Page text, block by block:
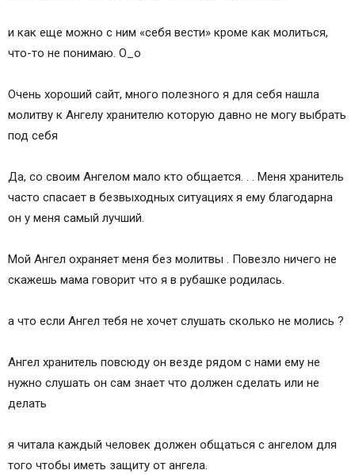
и как еще можно с ним «себя вести» кроме как молиться,
что-то не понимаю. О_о
Очень хороший сайт, много полезного я для себя нашла
молитву к Ангелу хранителю которую давно не могу выбрать
под себя
Да, со своим Ангелом мало кто общается. . . Меня хранитель
часто спасает в безвыходных ситуациях я ему благодарна
он у меня самый лучший.
Мой Ангел охраняет меня без молитвы . Повезло ничего не
скажешь мама говорит что я в рубашке родилась.
а что если Ангел тебя не хочет слушать сколько не молись ?
Ангел хранитель повсюду он везде рядом с нами ему не
нужно слушать он сам знает что должен сделать или не
делать
я читала каждый человек должен общаться с ангелом для
того чтобы иметь защиту от ангела.